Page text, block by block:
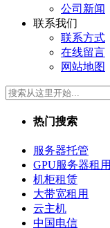
公司新闻
联系我们
联系方式
在线留言
网站地图
热门搜索
服务器托管
GPU服务器租用
机柜租赁
大带宽租用
云主机
中国电信